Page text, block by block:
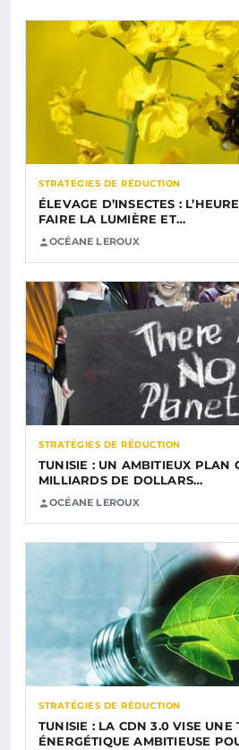
STRATÉGIES DE RÉDUCTION
ÉLEVAGE D’INSECTES :
FAIRE LA LUMIÈRE ET…
OCÉANE LEROUX
STRATÉGIES DE RÉDUCTION
TUNISIE : UN AMBITIEUX PLAN
MILLIARDS DE DOLLARS…
OCÉANE LEROUX
STRATÉGIES DE RÉDUCTION
TUNISIE : LA CDN 3.0 VISE UNE
ÉNERGÉTIQUE AMBITIEUSE